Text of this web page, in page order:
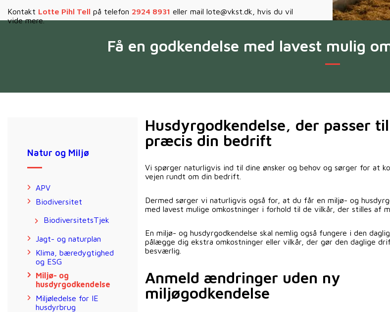
Kontakt Lotte Pihl Tell på telefon 2924 8931 eller mail lote@vkst.dk, hvis du vil
vide mere.
Få en godkendelse med lavest mulig
Natur og Miljø
APV
Biodiversitet
BiodiversitetsTjek
Jagt- og naturplan
Klima, bæredygtighed
og ESG
Miljø- og
husdyrgodkendelse
Miljøledelse for IE
husdyrbrug
Husdyrgodkendelse, der passer
præcis din bedrift
Vi spørger naturligvis ind til dine ønsker og behov og sørger for at
vejen rundt om din bedrift.
Dermed sørger vi naturligvis også for, at du får en miljø- og
med lavest mulige omkostninger i forhold til de vilkår, der stilles af
En miljø- og husdyrgodkendelse skal nemlig også fungere i den
pålægge dig ekstra omkostninger eller vilkår, der gør den daglige
besværlig.
Anmeld ændringer uden ny
miljøgodkendelse